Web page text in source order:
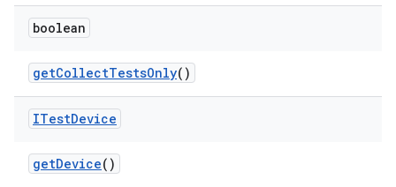
boolean
getCollectTestsOnly()
ITestDevice
getDevice()